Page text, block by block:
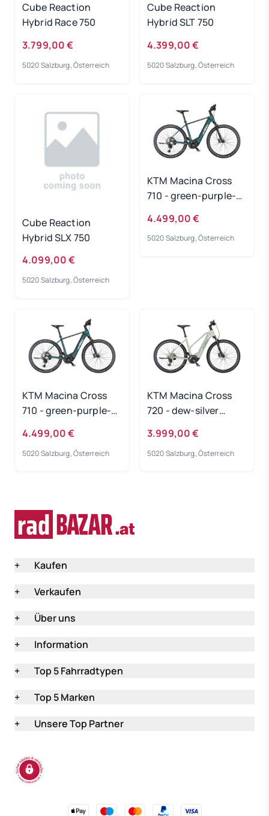
Cube Reaction
Hybrid Race 750
3.799,00 €
5020 Salzburg, Österreich
Cube Reaction
Hybrid SLT 750
4.399,00 €
5020 Salzburg, Österreich
Cube Reaction
Hybrid SLX 750
4.099,00 €
5020 Salzburg, Österreich
KTM Macina Cross
710 - green-purple-
Rahmengröße: 51 cm
4.499,00 €
5020 Salzburg, Österreich
KTM Macina Cross
710 - green-purple-
Rahmengröße: 60 cm
4.499,00 €
5020 Salzburg, Österreich
KTM Macina Cross
720 - dew-silver
3.999,00 €
5020 Salzburg, Österreich
+
Kaufen
+
Verkaufen
+
Über uns
+
Information
+
Top 5 Fahrradtypen
+
Top 5 Marken
+
Unsere Top Partner